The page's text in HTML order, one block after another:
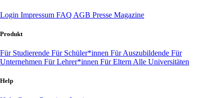
Login Impressum FAQ AGB Presse Magazine
Produkt
Für Studierende Für Schüler*innen Für Auszubildende Für
Unternehmen Für Lehrer*innen Für Eltern Alle Universitäten
Help